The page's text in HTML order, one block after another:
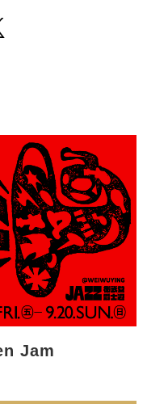
享至facebook
窗分享至line
開新視窗分享至
Jam